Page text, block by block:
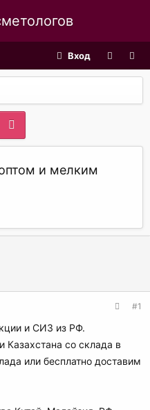
Вход
и мелким
#1
и СИЗ из РФ.
со склада в
или бесплатно доставим